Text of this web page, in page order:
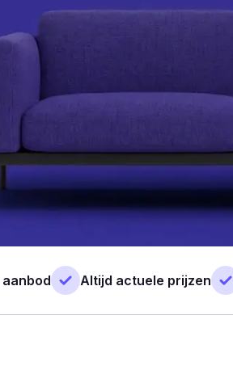
Altijd actuele prijzen